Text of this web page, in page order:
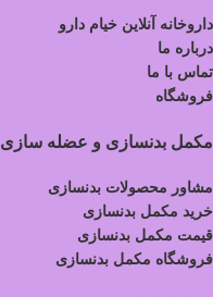
داروخانه آنلاین خیام دارو
درباره ما
تماس با ما
فروشگاه
مکمل بدنسازی و عضله سازی
مشاور محصولات بدنسازی
خرید مکمل بدنسازی
قیمت مکمل بدنسازی
فروشگاه مکمل بدنسازی